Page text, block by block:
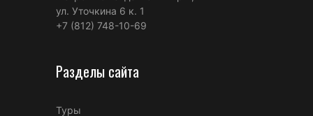
ул. Уточкина 6 к. 1
+7 (812) 748-10-69
Разделы сайта
Туры